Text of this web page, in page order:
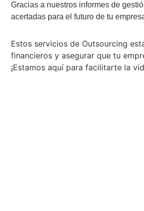
Gracias a nuestros informes de
acertadas para el futuro de tu
Estos servicios de Outsourcing
financieros y asegurar que tu
¡Estamos aquí para facilitarte la